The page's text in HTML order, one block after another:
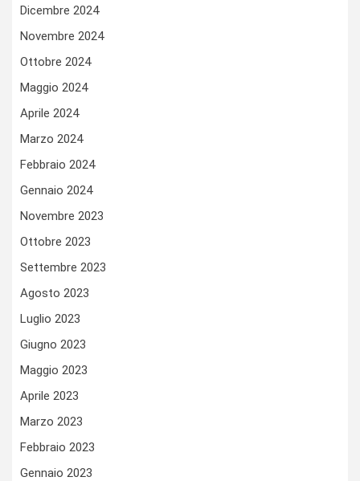
Dicembre 2024
Novembre 2024
Ottobre 2024
Maggio 2024
Aprile 2024
Marzo 2024
Febbraio 2024
Gennaio 2024
Novembre 2023
Ottobre 2023
Settembre 2023
Agosto 2023
Luglio 2023
Giugno 2023
Maggio 2023
Aprile 2023
Marzo 2023
Febbraio 2023
Gennaio 2023